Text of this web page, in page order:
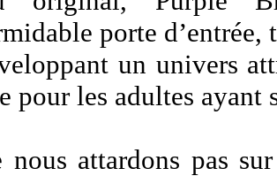
porte d’entrée,
un univers
pour les adultes ayant
nous attardons pas